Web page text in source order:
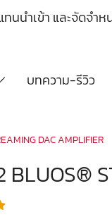
ทนนำเข้า และจัดจำ
บทความ-รีวิว
DAC AMPLIFIER
BLUOS®